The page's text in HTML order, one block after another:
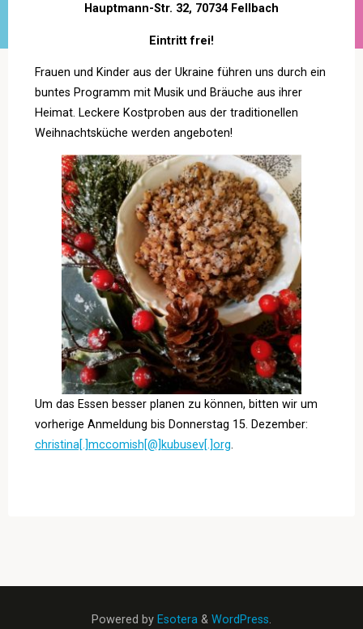
Hauptmann-Str. 32, 70734 Fellbach
Eintritt frei!
Frauen und Kinder aus der Ukraine führen uns durch ein
buntes Programm mit Musik und Bräuche aus ihrer
Heimat. Leckere Kostproben aus der traditionellen
Weihnachtsküche werden angeboten!
Um das Essen besser planen zu können, bitten wir um
vorherige Anmeldung bis Donnerstag 15. Dezember:
christina[.]mccomish[@]kubusev[.]org.
Powered by Esotera & WordPress.